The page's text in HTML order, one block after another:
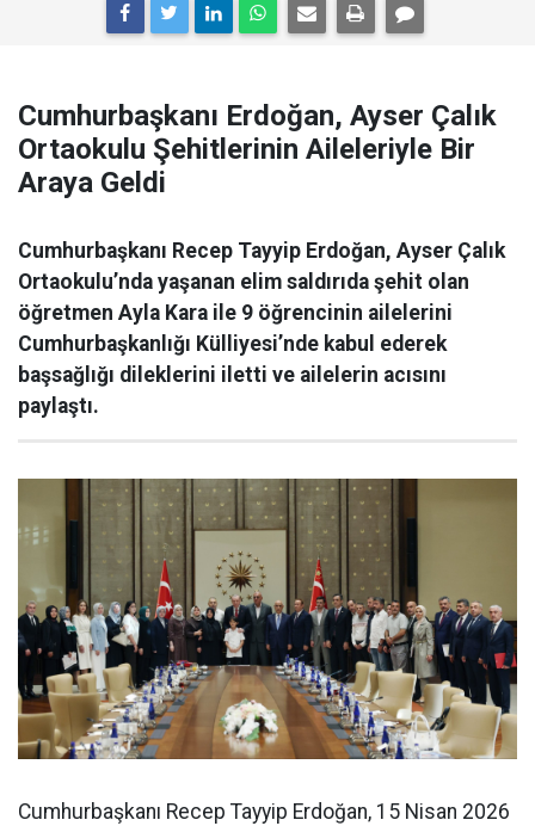
Cumhurbaşkanı Erdoğan, Ayser Çalık
Ortaokulu Şehitlerinin Aileleriyle Bir
Araya Geldi
Cumhurbaşkanı Recep Tayyip Erdoğan, Ayser Çalık
Ortaokulu’nda yaşanan elim saldırıda şehit olan
öğretmen Ayla Kara ile 9 öğrencinin ailelerini
Cumhurbaşkanlığı Külliyesi’nde kabul ederek
başsağlığı dileklerini iletti ve ailelerin acısını
paylaştı.
Cumhurbaşkanı Recep Tayyip Erdoğan, 15 Nisan 2026